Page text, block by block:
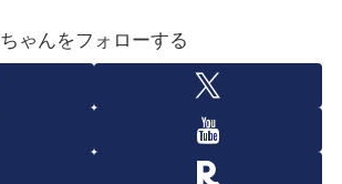
ちゃんをフォローする